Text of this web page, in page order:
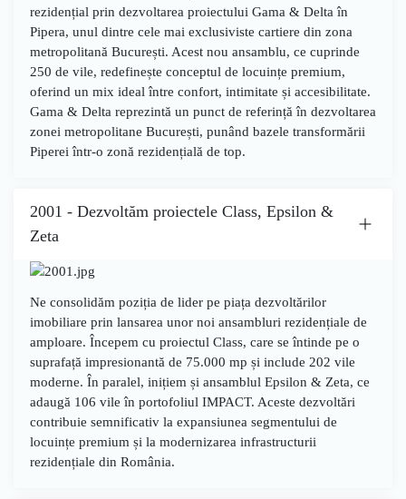
rezidențial prin dezvoltarea proiectului Gama & Delta în
Pipera, unul dintre cele mai exclusiviste cartiere din zona
metropolitană București. Acest nou ansamblu, ce cuprinde
250 de vile, redefinește conceptul de locuințe premium,
oferind un mix ideal între confort, intimitate și accesibilitate.
Gama & Delta reprezintă un punct de referință în dezvoltarea
zonei metropolitane București, punând bazele transformării
Piperei într-o zonă rezidențială de top.
2001 - Dezvoltăm proiectele Class, Epsilon &
Zeta
Ne consolidăm poziția de lider pe piața dezvoltărilor
imobiliare prin lansarea unor noi ansambluri rezidențiale de
amploare. Începem cu proiectul Class, care se întinde pe o
suprafață impresionantă de 75.000 mp și include 202 vile
moderne. În paralel, inițiem și ansamblul Epsilon & Zeta, ce
adaugă 106 vile în portofoliul IMPACT. Aceste dezvoltări
contribuie semnificativ la expansiunea segmentului de
locuințe premium și la modernizarea infrastructurii
rezidențiale din România.